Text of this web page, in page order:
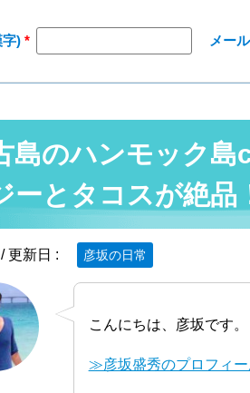
字) メー
島のハンモック
ーとタコスが絶品
/ 更新日 : 彦坂の日常
こんにちは、彦坂です。
≫彦坂盛秀のプロフィー